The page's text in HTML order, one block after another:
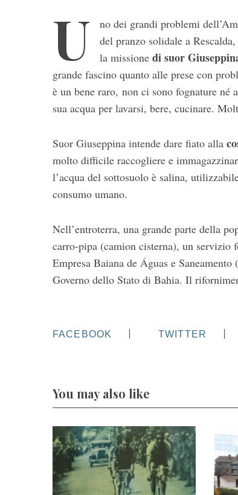
U
no dei grandi problemi
del pranzo solidale a
la missione di suor
grande fascino quanto alle prese con
è un bene raro, non ci sono fognature
sua acqua per lavarsi, bere, cucinare.
Suor Giuseppina intende dare fiato alla
molto difficile raccogliere e
l’acqua del sottosuolo è salina,
consumo umano.
Nell’entroterra, una grande parte della
carro-pipa (camion cisterna), un servizio
Empresa Baiana de Águas e
Governo dello Stato di Bahia. Il
FACEBOOK TWITTER
You may also like
S
a
c
h
f
: